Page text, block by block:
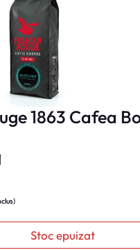
1863 Cafea
Stoc epuizat